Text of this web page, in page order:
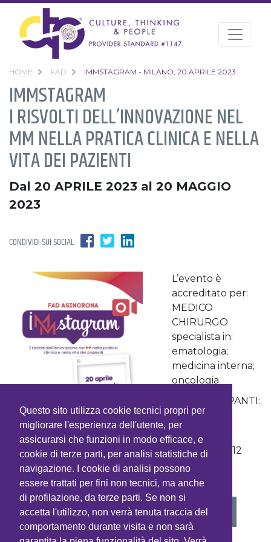
Questo sito utilizza cookie tecnici propri per
migliorare l'esperienza dell'utente, per
assicurarsi che funzioni in modo efficace, e
cookie di terze parti, per analisi statistiche di
navigazione. I cookie di analisi possono
essere trattati per fini non tecnici, ma anche
di profilazione, da terze parti. Se non si
accetta l'utilizzo, non verrà tenuta traccia del
comportamento durante visita e non sarà
HOME FAD IMMSTAGRAM - MILANO, 20 APRILE 2023
IMMSTAGRAM
I RISVOLTI DELL’INNOVAZIONE NEL
MM NELLA PRATICA CLINICA E NELLA
VITA DEI PAZIENTI
Dal 20 APRILE 2023 al 20 MAGGIO
2023
CONDIVIDI SUI SOCIAL
L’evento è
accreditato per:
MEDICO
CHIRURGO
specialista in:
ematologia;
medicina interna;
oncologia
N. PARTECIPANTI:
100
CREDITI
FORMATIVI: 12
VEDI PROGRAMMA